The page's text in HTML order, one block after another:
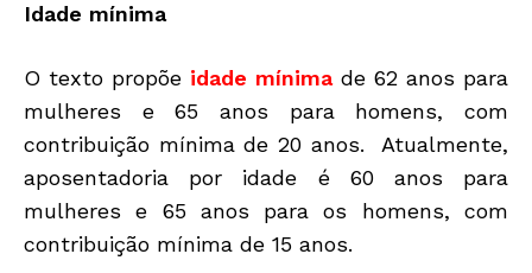
Idade mínima
O texto propõe idade mínima de 62 anos para
mulheres e 65 anos para homens, com
contribuição mínima de 20 anos. Atualmente,
aposentadoria por idade é 60 anos para
mulheres e 65 anos para os homens, com
contribuição mínima de 15 anos.